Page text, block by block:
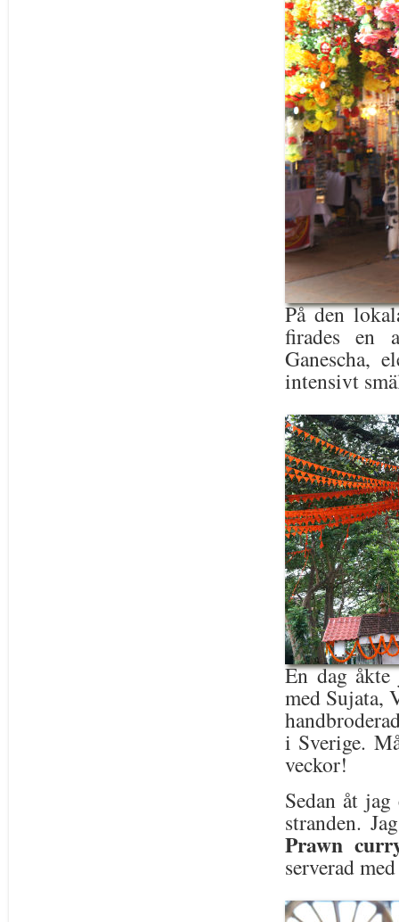
På den
firades en
Ganescha,
intensivt
En dag
med Sujata,
i Sverige.
veckor!
Sedan åt
stranden.
Prawn
serverad